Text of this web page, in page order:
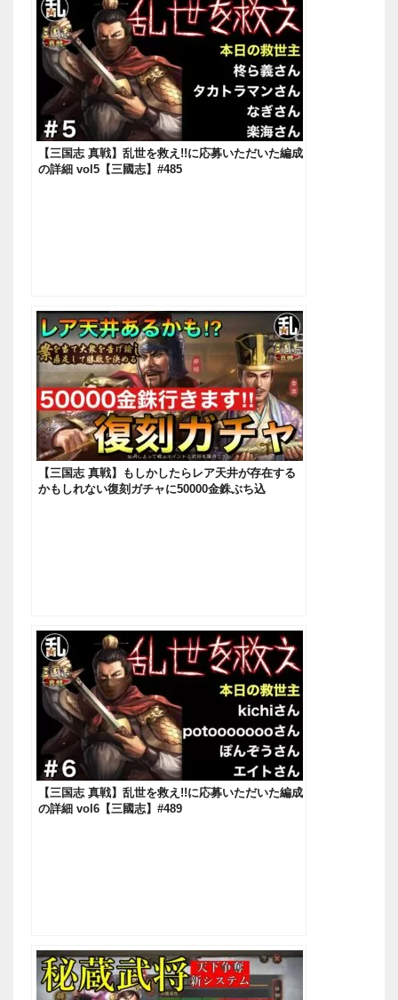
【三国志 真戦】乱世を救え!!に応募いただいた編成
の詳細 vol5【三國志】#485
【三国志 真戦】もしかしたらレア天井が存在する
かもしれない復刻ガチャに50000金銖ぶち込
【三国志 真戦】乱世を救え!!に応募いただいた編成
の詳細 vol6【三國志】#489